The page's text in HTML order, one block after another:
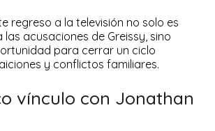
regreso a la televisión no solo es
acusaciones de Greissy, sino
para cerrar un ciclo
y conflictos familiares.
vínculo con Jonathan